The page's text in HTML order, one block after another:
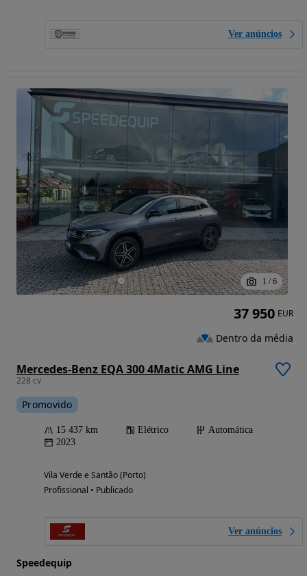
Ver anúncios
1 / 6
Mercedes-Benz EQA 300 4Matic AMG Line
228 cv
Promovido
15 437 km Elétrico
Automática
2023
Vila Verde e Santão (Porto)
Profissional • Publicado
Ver anúncios
Speedequip
37 950 EUR
Dentro da média